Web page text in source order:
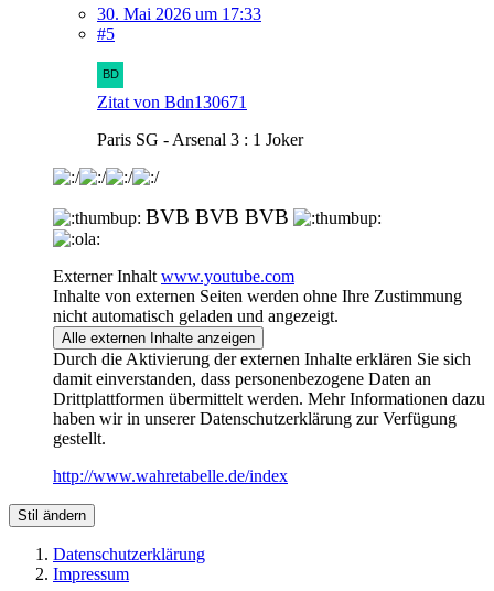
30. Mai 2026 um 17:33
#5
Zitat von Bdn130671
Paris SG - Arsenal 3 : 1 Joker
BVB BVB BVB
Externer Inhalt www.youtube.com
Inhalte von externen Seiten werden ohne Ihre Zustimmung
nicht automatisch geladen und angezeigt.
Alle externen Inhalte anzeigen
Durch die Aktivierung der externen Inhalte erklären Sie sich
damit einverstanden, dass personenbezogene Daten an
Drittplattformen übermittelt werden. Mehr Informationen dazu
haben wir in unserer Datenschutzerklärung zur Verfügung
gestellt.
http://www.wahretabelle.de/index
Stil ändern
Datenschutzerklärung
Impressum